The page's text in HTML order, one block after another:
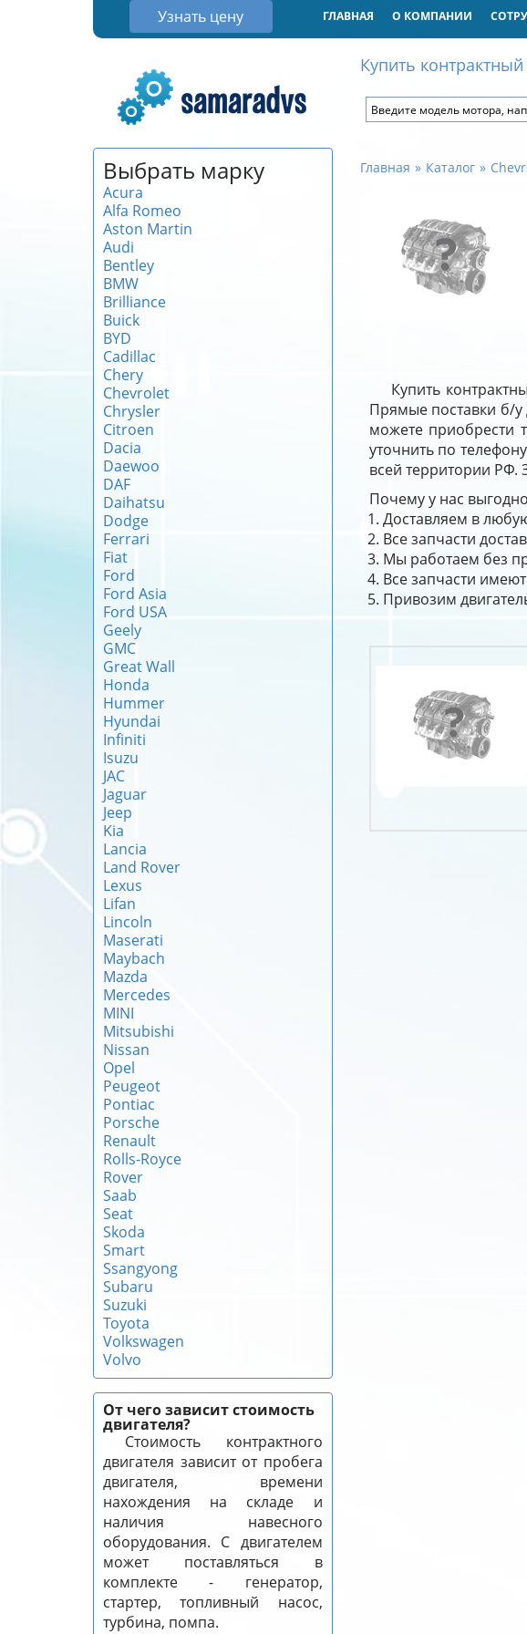
Узнать цену ГЛАВНАЯ О КОМПАНИИ
Купить
Выбрать марку
Acura
Alfa Romeo
Aston Martin
Audi
Bentley
BMW
Brilliance
Buick
BYD
Cadillac
Chery
Chevrolet
Chrysler
Citroen
Dacia
Daewoo
DAF
Daihatsu
Dodge
Ferrari
Fiat
Ford
Ford Asia
Ford USA
Geely
GMC
Great Wall
Honda
Hummer
Hyundai
Infiniti
Isuzu
JAC
Jaguar
Jeep
Kia
Lancia
Land Rover
Lexus
Lifan
Lincoln
Maserati
Maybach
Mazda
Mercedes
MINI
Mitsubishi
Nissan
Opel
Peugeot
Pontiac
Porsche
Renault
Rolls-Royce
Rover
Saab
Seat
Skoda
Smart
Ssangyong
Subaru
Suzuki
Toyota
Volkswagen
Volvo
От чего зависит стоимость
двигателя?
Стоимость контрактного
двигателя зависит от пробега
двигателя, времени
нахождения на складе и
наличия навесного
оборудования. С двигателем
может поставляться в
комплекте - генератор,
стартер, топливный насос,
турбина, помпа.
Главная Каталог
Купить
Прямые поставки б/
можете приобрести
уточнить по
всей территории РФ.
Почему у нас
Доставляем в
Все запчасти
Мы работаем без
Все запчасти
Привозим